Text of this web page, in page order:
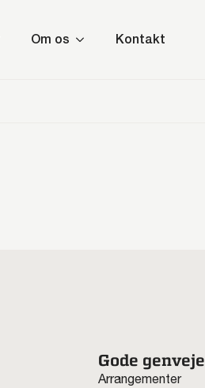
Om os Kontakt
Gode genveje
Arrangementer